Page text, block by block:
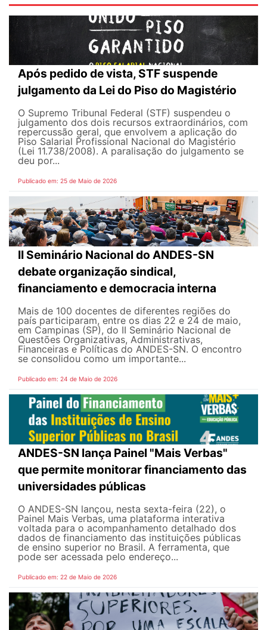
Após pedido de vista, STF suspende
julgamento da Lei do Piso do Magistério
O Supremo Tribunal Federal (STF) suspendeu o
julgamento dos dois recursos extraordinários, com
repercussão geral, que envolvem a aplicação do
Piso Salarial Profissional Nacional do Magistério
(Lei 11.738/2008). A paralisação do julgamento se
deu por...
Publicado em: 25 de Maio de 2026
II Seminário Nacional do ANDES-SN
debate organização sindical,
financiamento e democracia interna
Mais de 100 docentes de diferentes regiões do
país participaram, entre os dias 22 e 24 de maio,
em Campinas (SP), do II Seminário Nacional de
Questões Organizativas, Administrativas,
Financeiras e Políticas do ANDES-SN. O encontro
se consolidou como um importante...
Publicado em: 24 de Maio de 2026
ANDES-SN lança Painel "Mais Verbas"
que permite monitorar financiamento das
universidades públicas
O ANDES-SN lançou, nesta sexta-feira (22), o
Painel Mais Verbas, uma plataforma interativa
voltada para o acompanhamento detalhado dos
dados de financiamento das instituições públicas
de ensino superior no Brasil. A ferramenta, que
pode ser acessada pelo endereço...
Publicado em: 22 de Maio de 2026